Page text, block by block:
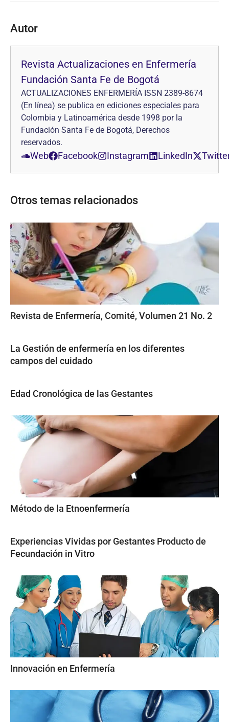
Autor
Revista Actualizaciones en Enfermería
Fundación Santa Fe de Bogotá
ACTUALIZACIONES ENFERMERÍA ISSN 2389-8674
(En línea) se publica en ediciones especiales para
Colombia y Latinoamérica desde 1998 por la
Fundación Santa Fe de Bogotá, Derechos
reservados.
Web Facebook Instagram LinkedIn
Otros temas relacionados
Revista de Enfermería, Comité, Volumen 21 No. 2
La Gestión de enfermería en los diferentes
campos del cuidado
Edad Cronológica de las Gestantes
Método de la Etnoenfermería
Experiencias Vividas por Gestantes Producto de
Fecundación in Vitro
Innovación en Enfermería